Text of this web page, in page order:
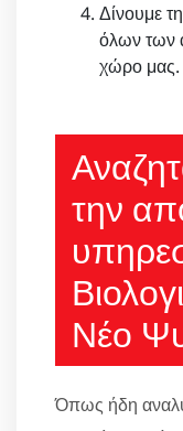
Δίνουμε
όλων των
χώρο μας.
την
Νέο
Όπως ήδη